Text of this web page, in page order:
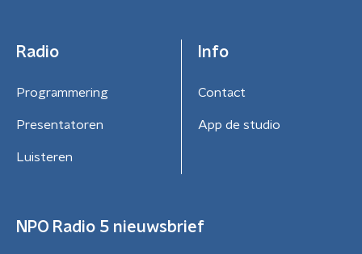
Radio
Programmering
Presentatoren
Luisteren
Info
Contact
App de studio
NPO Radio 5 nieuwsbrief